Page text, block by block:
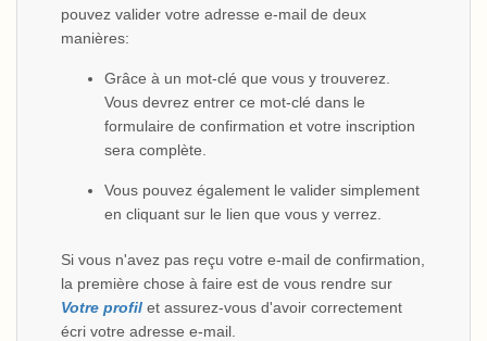
pouvez valider votre adresse e-mail de deux
manières:
Grâce à un mot-clé que vous y trouverez.
Vous devrez entrer ce mot-clé dans le
formulaire de confirmation et votre inscription
sera complète.
Vous pouvez également le valider simplement
en cliquant sur le lien que vous y verrez.
Si vous n'avez pas reçu votre e-mail de confirmation,
la première chose à faire est de vous rendre sur
Votre profil et assurez-vous d'avoir correctement
écri votre adresse e-mail.